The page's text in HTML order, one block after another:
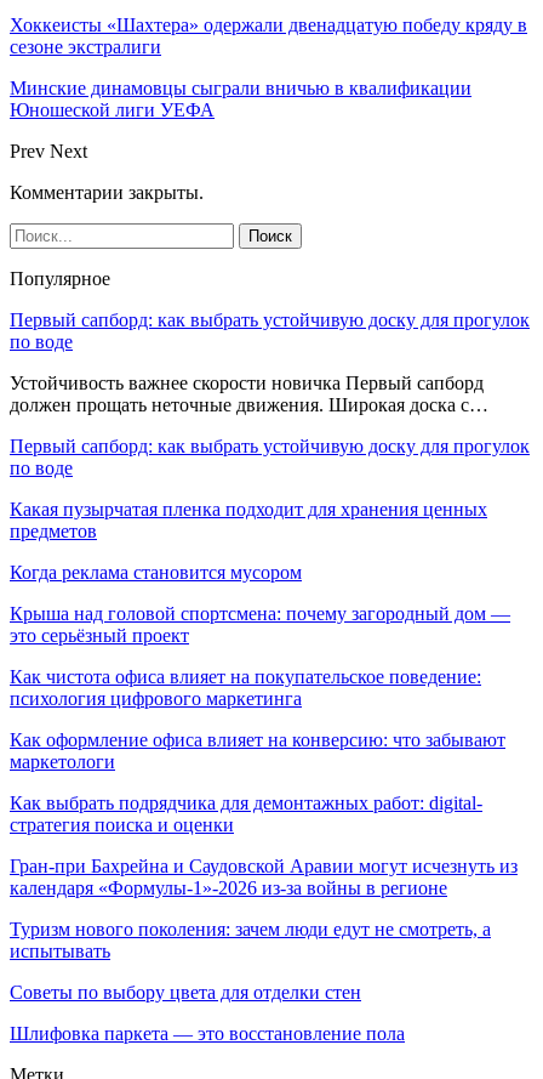
Хоккеисты «Шахтера» одержали двенадцатую победу кряду в
сезоне экстралиги
Минские динамовцы сыграли вничью в квалификации
Юношеской лиги УЕФА
Prev Next
Комментарии закрыты.
Популярное
Первый сапборд: как выбрать устойчивую доску для прогулок
по воде
Устойчивость важнее скорости новичка Первый сапборд
должен прощать неточные движения. Широкая доска с…
Первый сапборд: как выбрать устойчивую доску для прогулок
по воде
Какая пузырчатая пленка подходит для хранения ценных
предметов
Когда реклама становится мусором
Крыша над головой спортсмена: почему загородный дом —
это серьёзный проект
Как чистота офиса влияет на покупательское поведение:
психология цифрового маркетинга
Как оформление офиса влияет на конверсию: что забывают
маркетологи
Как выбрать подрядчика для демонтажных работ: digital-
стратегия поиска и оценки
Гран-при Бахрейна и Саудовской Аравии могут исчезнуть из
календаря «Формулы-1»-2026 из-за войны в регионе
Туризм нового поколения: зачем люди едут не смотреть, а
испытывать
Советы по выбору цвета для отделки стен
Шлифовка паркета — это восстановление пола
Метки